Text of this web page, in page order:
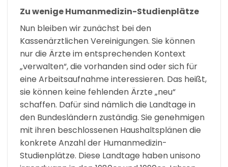
Zu wenige Humanmedizin-Studienplätze
Nun bleiben wir zunächst bei den
Kassenärztlichen Vereinigungen. Sie können
nur die Ärzte im entsprechenden Kontext
„verwalten“, die vorhanden sind oder sich für
eine Arbeitsaufnahme interessieren. Das heißt,
sie können keine fehlenden Ärzte „neu“
schaffen. Dafür sind nämlich die Landtage in
den Bundesländern zuständig. Sie genehmigen
mit ihren beschlossenen Haushaltsplänen die
konkrete Anzahl der Humanmedizin-
Studienplätze. Diese Landtage haben unisono